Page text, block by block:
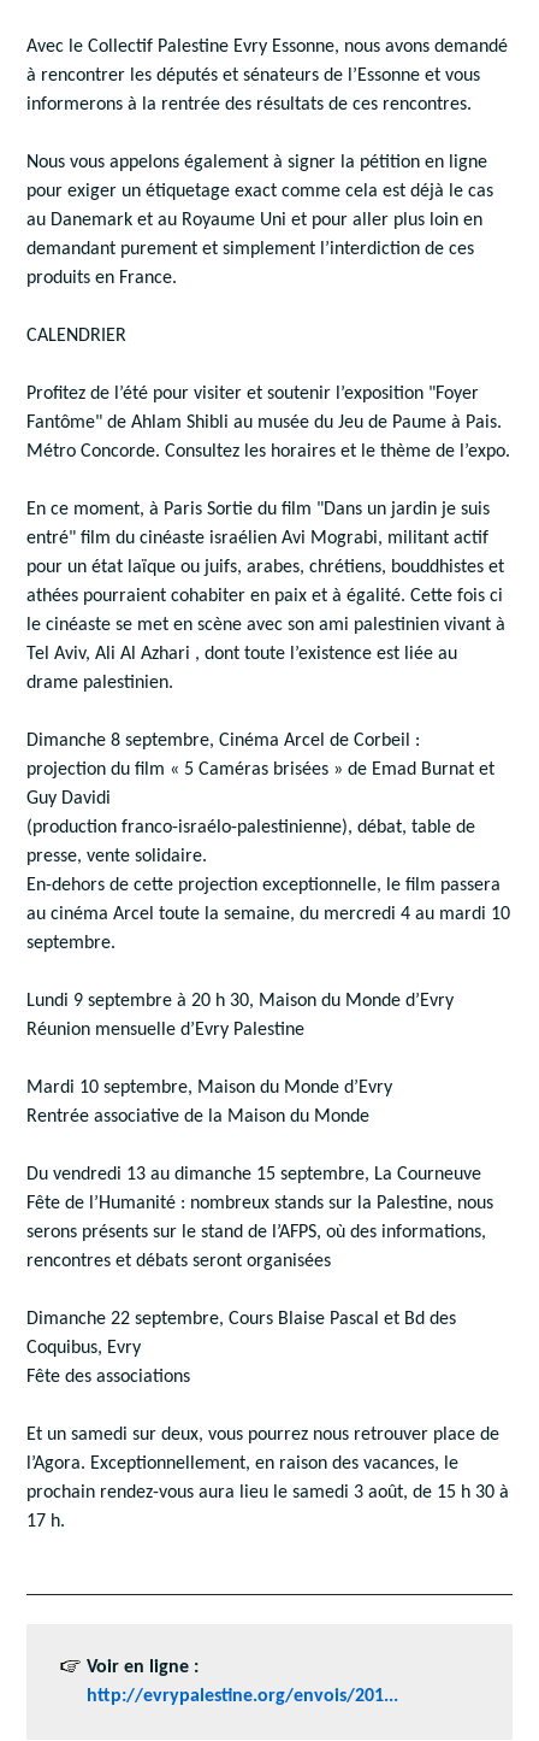
Avec le Collectif Palestine Evry Essonne, nous avons demandé
à rencontrer les députés et sénateurs de l’Essonne et vous
informerons à la rentrée des résultats de ces rencontres.
Nous vous appelons également à signer la pétition en ligne
pour exiger un étiquetage exact comme cela est déjà le cas
au Danemark et au Royaume Uni et pour aller plus loin en
demandant purement et simplement l’interdiction de ces
produits en France.
CALENDRIER
Profitez de l’été pour visiter et soutenir l’exposition "Foyer
Fantôme" de Ahlam Shibli au musée du Jeu de Paume à Pais.
Métro Concorde. Consultez les horaires et le thème de l’expo.
En ce moment, à Paris Sortie du film "Dans un jardin je suis
entré" film du cinéaste israélien Avi Mograbi, militant actif
pour un état laïque ou juifs, arabes, chrétiens, bouddhistes et
athées pourraient cohabiter en paix et à égalité. Cette fois ci
le cinéaste se met en scène avec son ami palestinien vivant à
Tel Aviv, Ali Al Azhari , dont toute l’existence est liée au
drame palestinien.
Dimanche 8 septembre, Cinéma Arcel de Corbeil :
projection du film « 5 Caméras brisées » de Emad Burnat et
Guy Davidi
(production franco-israélo-palestinienne), débat, table de
presse, vente solidaire.
En-dehors de cette projection exceptionnelle, le film passera
au cinéma Arcel toute la semaine, du mercredi 4 au mardi 10
septembre.
Lundi 9 septembre à 20 h 30, Maison du Monde d’Evry
Réunion mensuelle d’Evry Palestine
Mardi 10 septembre, Maison du Monde d’Evry
Rentrée associative de la Maison du Monde
Du vendredi 13 au dimanche 15 septembre, La Courneuve
Fête de l’Humanité : nombreux stands sur la Palestine, nous
serons présents sur le stand de l’AFPS, où des informations,
rencontres et débats seront organisées
Dimanche 22 septembre, Cours Blaise Pascal et Bd des
Coquibus, Evry
Fête des associations
Et un samedi sur deux, vous pourrez nous retrouver place de
l’Agora. Exceptionnellement, en raison des vacances, le
prochain rendez-vous aura lieu le samedi 3 août, de 15 h 30 à
17 h.
Voir en ligne :
http://evrypalestine.org/envois/201...